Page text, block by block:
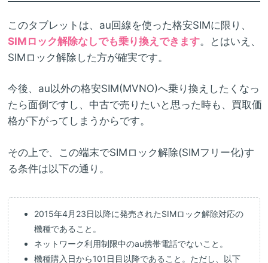
このタブレットは、au回線を使った格安SIMに限り、
SIMロック解除なしでも乗り換えできます。とはいえ、
SIMロック解除した方が確実です。
今後、au以外の格安SIM(MVNO)へ乗り換えしたくなっ
たら面倒ですし、中古で売りたいと思った時も、買取価
格が下がってしまうからです。
その上で、この端末でSIMロック解除(SIMフリー化)す
る条件は以下の通り。
2015年4月23日以降に発売されたSIMロック解除対応の
機種であること。
ネットワーク利用制限中のau携帯電話でないこと。
機種購入日から101日目以降であること。ただし、以下